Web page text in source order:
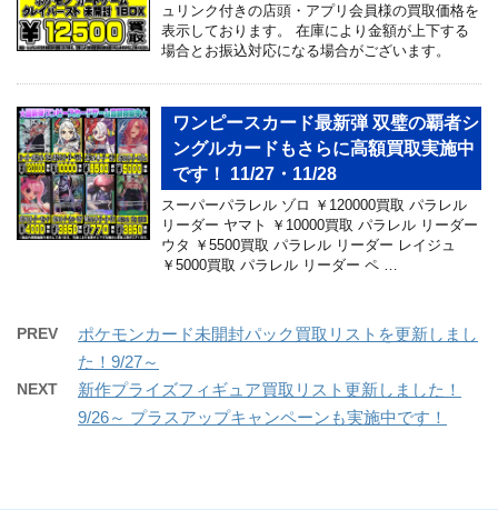
ュリンク付きの店頭・アプリ会員様の買取価格を
表示しております。 在庫により金額が上下する
場合とお振込対応になる場合がございます。
ワンピースカード最新弾 双璧の覇者シ
ングルカードもさらに高額買取実施中
です！ 11/27・11/28
スーパーパラレル ゾロ ￥120000買取 パラレル
リーダー ヤマト ￥10000買取 パラレル リーダー
ウタ ￥5500買取 パラレル リーダー レイジュ
￥5000買取 パラレル リーダー ペ …
PREV
ポケモンカード未開封パック買取リストを更新しまし
た！9/27～
NEXT
新作プライズフィギュア買取リスト更新しました！
9/26～ プラスアップキャンペーンも実施中です！